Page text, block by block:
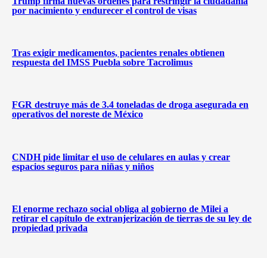
por nacimiento y endurecer el control de visas
Tras exigir medicamentos, pacientes renales obtienen
respuesta del IMSS Puebla sobre Tacrolimus
FGR destruye más de 3.4 toneladas de droga asegurada en
operativos del noreste de México
CNDH pide limitar el uso de celulares en aulas y crear
espacios seguros para niñas y niños
El enorme rechazo social obliga al gobierno de Milei a
retirar el capítulo de extranjerización de tierras de su ley de
propiedad privada